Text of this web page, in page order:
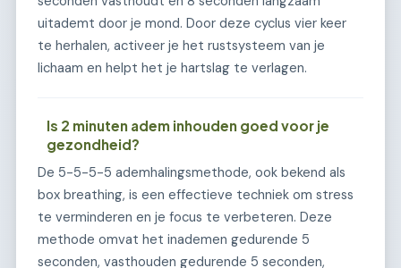
uitademt door je mond. Door deze cyclus vier keer
te herhalen, activeer je het rustsysteem van je
lichaam en helpt het je hartslag te verlagen.
Is 2 minuten adem inhouden goed voor je
gezondheid?
De 5-5-5-5 ademhalingsmethode, ook bekend als
box breathing, is een effectieve techniek om stress
te verminderen en je focus te verbeteren. Deze
methode omvat het inademen gedurende 5
seconden, vasthouden gedurende 5 seconden,